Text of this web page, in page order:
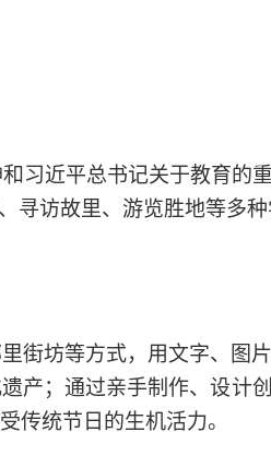
习近平总书记关于教育的
寻访故里、游览胜地等多
街坊等方式，用文字、图
产；通过亲手制作、设计
传统节日的生机活力。